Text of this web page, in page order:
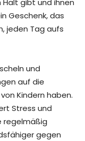
Halt gibt und ihnen
Geschenk, das
jeden Tag aufs
und
auf die
Kindern haben.
Stress und
regelmäßig
gegen